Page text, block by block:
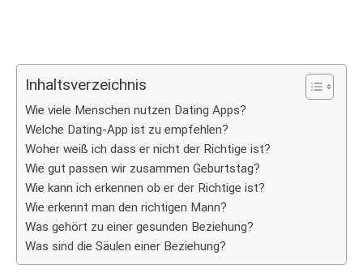
Inhaltsverzeichnis
Wie viele Menschen nutzen Dating Apps?
Welche Dating-App ist zu empfehlen?
Woher weiß ich dass er nicht der Richtige ist?
Wie gut passen wir zusammen Geburtstag?
Wie kann ich erkennen ob er der Richtige ist?
Wie erkennt man den richtigen Mann?
Was gehört zu einer gesunden Beziehung?
Was sind die Säulen einer Beziehung?